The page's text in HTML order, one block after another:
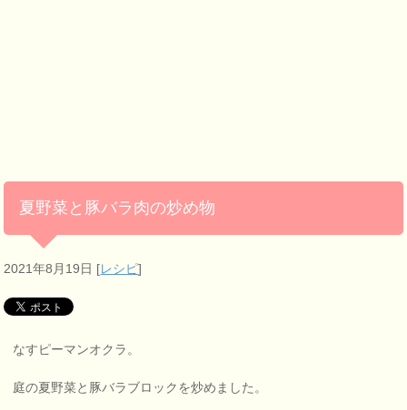
夏野菜と豚バラ肉の炒め物
2021年8月19日 [レシピ]
なすピーマンオクラ。
庭の夏野菜と豚バラブロックを炒めました。